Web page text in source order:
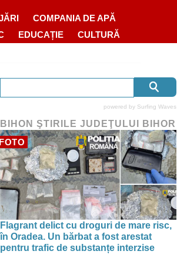
COMPANIA DE APĂ
EDUCAȚIE CULTURĂ
powered by Surfing Waves
BIHON ŞTIRILE JUDEŢULUI BIHOR
FOTO
Flagrant delict cu droguri de mare risc,
în Oradea. Un bărbat a fost arestat
pentru trafic de substanțe interzise